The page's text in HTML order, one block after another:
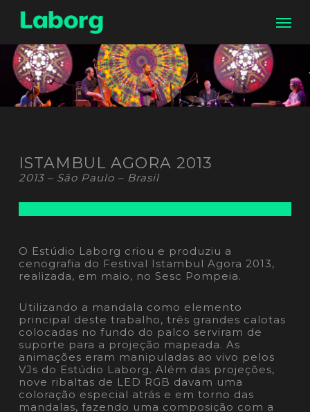
main
content
ISTAMBUL AGORA 2013
2013 – São Paulo– Brasil
O Estúdio Laborg criou e produziu a
cenografia do Festival Istambul Agora 2013,
realizada, em maio, no Sesc Pompeia.
Utilizando a mandala como elemento
principal deste trabalho, três grandes calotas
colocadas no fundo do palco serviram de
suporte para a projeção mapeada. As
animações eram manipuladas ao vivo pelos
VJs do Estúdio Laborg. Além das projeções,
nove ribaltas de LED RGB davam uma
coloração especial atrás e em torno das
mandalas, fazendo uma composição com a